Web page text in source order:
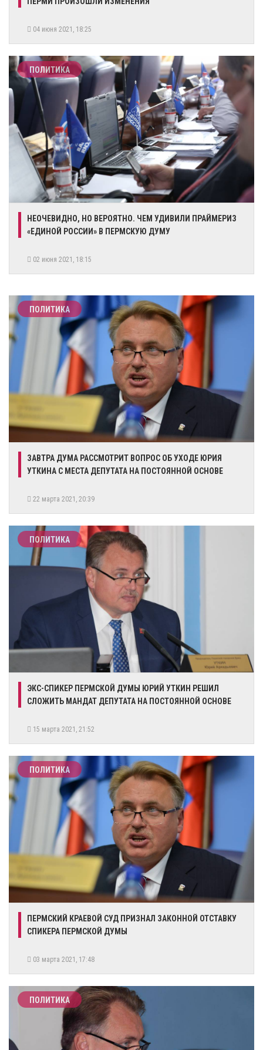
04 июня 2021, 18:25
ПОЛИТИКА
НЕОЧЕВИДНО, НО ВЕРОЯТНО. ЧЕМ УДИВИЛИ ПРАЙМЕРИЗ
«ЕДИНОЙ РОССИИ» В ПЕРМСКУЮ ДУМУ
02 июня 2021, 18:15
ПОЛИТИКА
ЗАВТРА ДУМА РАССМОТРИТ ВОПРОС ОБ УХОДЕ ЮРИЯ
УТКИНА С МЕСТА ДЕПУТАТА НА ПОСТОЯННОЙ ОСНОВЕ
22 марта 2021, 20:39
ПОЛИТИКА
​ЭКС-СПИКЕР ПЕРМСКОЙ ДУМЫ ЮРИЙ УТКИН РЕШИЛ
СЛОЖИТЬ МАНДАТ ДЕПУТАТА НА ПОСТОЯННОЙ ОСНОВЕ
15 марта 2021, 21:52
ПОЛИТИКА
​ПЕРМСКИЙ КРАЕВОЙ СУД ПРИЗНАЛ ЗАКОННОЙ ОТСТАВКУ
СПИКЕРА ПЕРМСКОЙ ДУМЫ
03 марта 2021, 17:48
ПОЛИТИКА